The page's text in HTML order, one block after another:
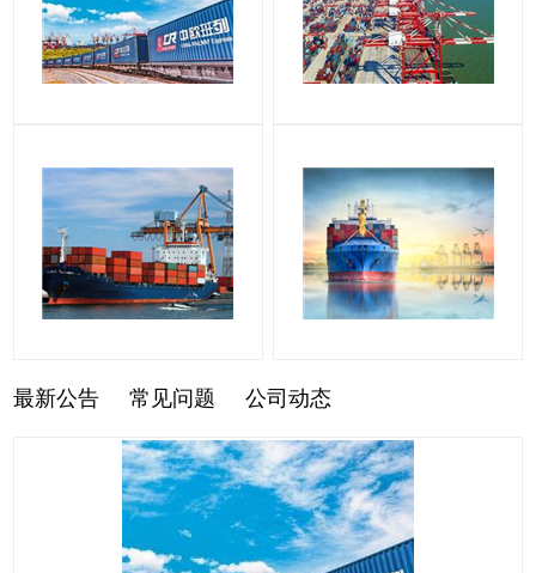
最新公告 常见问题 公司动态